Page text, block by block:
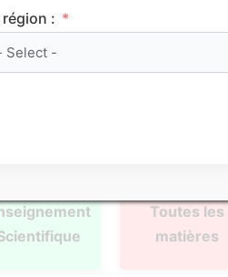
Toutes les
matières
région :